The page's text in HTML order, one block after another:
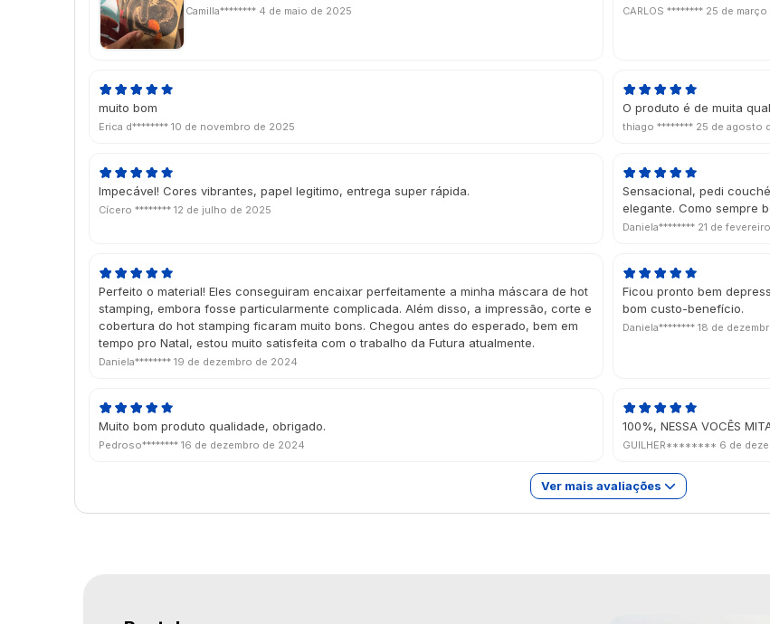
Camilla******** 4 de maio de 2025 CARLOS ******** 25 de
muito bom
Erica d******** 10 de novembro de 2025
O produto é de muita
thiago ******** 25 de agosto
Impecável! Cores vibrantes, papel legitimo, entrega super rápida.
Cícero ******** 12 de julho de 2025
Sensacional, pedi
elegante. Como sempre
Daniela******** 21 de
Perfeito o material! Eles conseguiram encaixar perfeitamente a minha máscara de hot
stamping, embora fosse particularmente complicada. Além disso, a impressão, corte e
cobertura do hot stamping ficaram muito bons. Chegou antes do esperado, bem em
tempo pro Natal, estou muito satisfeita com o trabalho da Futura atualmente.
Daniela******** 19 de dezembro de 2024
Ficou pronto bem
bom custo-benefício.
Daniela******** 18 de
Muito bom produto qualidade, obrigado.
Pedroso******** 16 de dezembro de 2024
100%, NESSA VOCÊS
GUILHER******** 6 de
Ver mais avaliações